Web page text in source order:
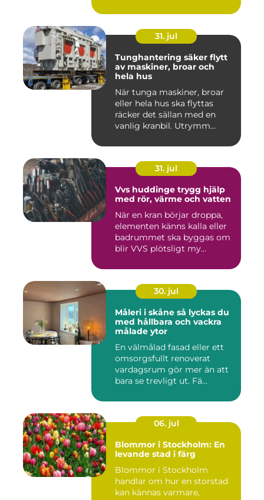
31. jul
Tunghantering säker flytt
av maskiner, broar och
hela hus
När tunga maskiner, broar
eller hela hus ska flyttas
räcker det sällan med en
vanlig kranbil. Utrymm...
31. jul
Vvs huddinge trygg hjälp
med rör, värme och vatten
När en kran börjar droppa,
elementen känns kalla eller
badrummet ska byggas om
blir VVS plötsligt my...
30. jul
Måleri i skåne så lyckas du
med hållbara och vackra
målade ytor
En välmålad fasad eller ett
omsorgsfullt renoverat
vardagsrum gör mer än att
bara se trevligt ut. Fä...
06. jul
Blommor i Stockholm: En
levande stad i färg
Blommor i Stockholm
handlar om hur en storstad
kan kännas varmare,